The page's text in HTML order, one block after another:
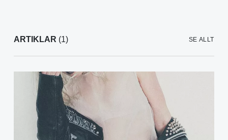
ARTIKLAR (1) SE ALLT